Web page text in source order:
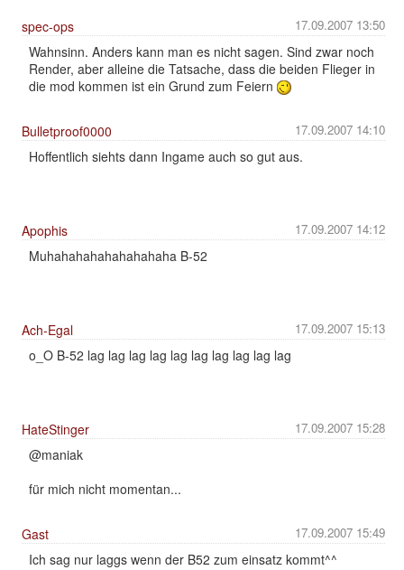
17.09.2007 13:50
spec-ops
Wahnsinn. Anders kann man es nicht sagen. Sind zwar noch
Render, aber alleine die Tatsache, dass die beiden Flieger in
die mod kommen ist ein Grund zum Feiern
17.09.2007 14:10
Bulletproof0000
Hoffentlich siehts dann Ingame auch so gut aus.
17.09.2007 14:12
Apophis
Muhahahahahahahahaha B-52
17.09.2007 15:13
Ach-Egal
o_O B-52 lag lag lag lag lag lag lag lag lag lag
17.09.2007 15:28
HateStinger
@maniak
für mich nicht momentan...
17.09.2007 15:49
Gast
Ich sag nur laggs wenn der B52 zum einsatz kommt^^